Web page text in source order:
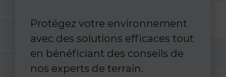
Protégez votre environnement
avec des solutions efficaces tout
en bénéficiant des conseils de
nos experts de terrain.